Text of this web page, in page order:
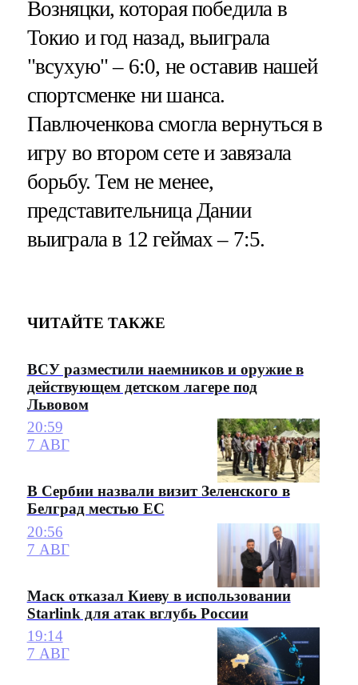
Возняцки, которая победила в
Токио и год назад, выиграла
"всухую" – 6:0, не оставив нашей
спортсменке ни шанса.
Павлюченкова смогла вернуться в
игру во втором сете и завязала
борьбу. Тем не менее,
представительница Дании
выиграла в 12 геймах – 7:5.
ЧИТАЙТЕ ТАКЖЕ
ВСУ разместили наемников и оружие в
действующем детском лагере под
Львовом
20:59
7 АВГ
В Сербии назвали визит Зеленского в
Белград местью ЕС
20:56
7 АВГ
Маск отказал Киеву в использовании
Starlink для атак вглубь России
19:14
7 АВГ